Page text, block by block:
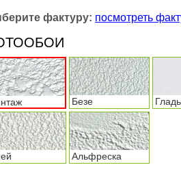
фактуру: посмотреть
Безе Гладь
Альфреска